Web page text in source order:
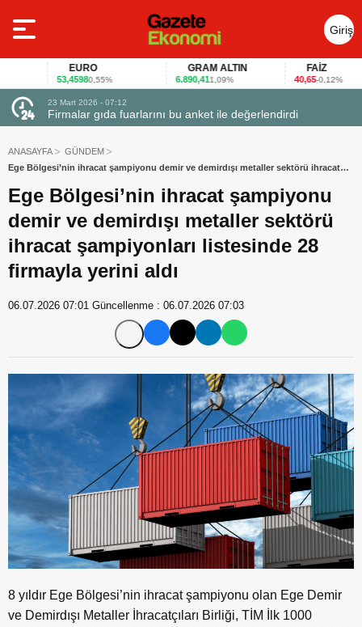
Giriş
Yap
EURO
53,45980,55%
GRAM ALTIN
6.890,411,09% 40,65-0,12%
23 Mart 2026 - 07:12
Firmalar gıda fuarlarını bu anket ile değerlendirdi
ANASAYFA
GÜNDEM
Ege Bölgesi’nin ihracat şampiyonu demir ve demirdışı metaller sektörü ihracat
Ege Bölgesi’nin ihracat şampiyonu
demir ve demirdışı metaller sektörü
ihracat şampiyonları listesinde 28
firmayla yerini aldı
06.07.2026 07:01 Güncellenme : 06.07.2026 07:03
8 yıldır Ege Bölgesi’nin ihracat şampiyonu olan Ege Demir
ve Demirdışı Metaller İhracatçıları Birliği, TİM İlk 1000